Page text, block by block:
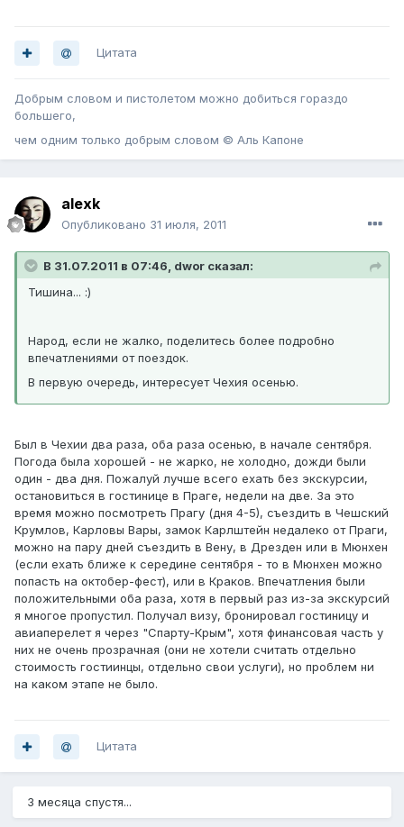
Цитата
Добрым словом и пистолетом можно добиться гораздо
большего,
чем одним только добрым словом © Аль Капоне
alexk
Опубликовано 31 июля, 2011
В 31.07.2011 в 07:46, dwor сказал:
Тишина... :)
Народ, если не жалко, поделитесь более подробно
впечатлениями от поездок.
В первую очередь, интересует Чехия осенью.
Был в Чехии два раза, оба раза осенью, в начале сентября.
Погода была хорошей - не жарко, не холодно, дожди были
один - два дня. Пожалуй лучше всего ехать без экскурсии,
остановиться в гостинице в Праге, недели на две. За это
время можно посмотреть Прагу (дня 4-5), съездить в Чешский
Крумлов, Карловы Вары, замок Карлштейн недалеко от Праги,
можно на пару дней съездить в Вену, в Дрезден или в Мюнхен
(если ехать ближе к середине сентября - то в Мюнхен можно
попасть на октобер-фест), или в Краков. Впечатления были
положительными оба раза, хотя в первый раз из-за экскурсий
я многое пропустил. Получал визу, бронировал гостиницу и
авиаперелет я через "Спарту-Крым", хотя финансовая часть у
них не очень прозрачная (они не хотели считать отдельно
стоимость гостиинцы, отдельно свои услуги), но проблем ни
на каком этапе не было.
Цитата
3 месяца спустя...